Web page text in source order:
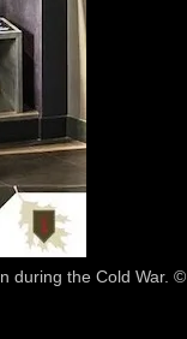
during the Cold War. ©